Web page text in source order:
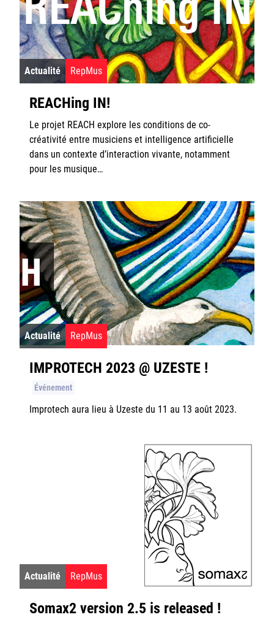
Ircam
Sorbonne Université
Ministère de la Culture
Rester informé
Offres d'emplois/stages
Login/Signup
Logiciels
Actualités
Repmus Wiki
Actualité RepMus
REACHing IN!
Le projet REACH explore les conditions de co-
créativité entre musiciens et intelligence artificielle
dans un contexte d’interaction vivante, notamment
pour les musique…
Actualité RepMus
IMPROTECH 2023 @ UZESTE !
Événement
Improtech aura lieu à Uzeste du 11 au 13 août 2023.
Actualité RepMus
Somax2 version 2.5 is released !